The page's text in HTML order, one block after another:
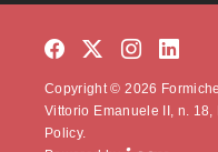
Copyright © 2026
Vittorio Emanuele II, n. 18,
Policy.